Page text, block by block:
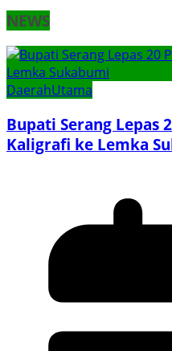
NEWS
DaerahUtama
Bupati Serang Lepas
Kaligrafi ke Lemka